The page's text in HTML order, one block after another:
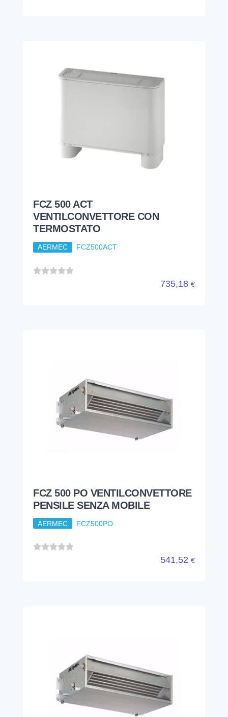
FCZ 500 ACT
VENTILCONVETTORE CON
TERMOSTATO
AERMEC FCZ500ACT
735,18 €
FCZ 500 PO VENTILCONVETTORE
PENSILE SENZA MOBILE
AERMEC FCZ500PO
541,52 €